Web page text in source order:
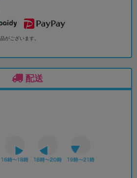
がございます。
配送